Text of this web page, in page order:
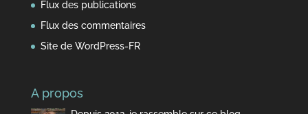
Flux des publications
Flux des commentaires
Site de WordPress-FR
A propos